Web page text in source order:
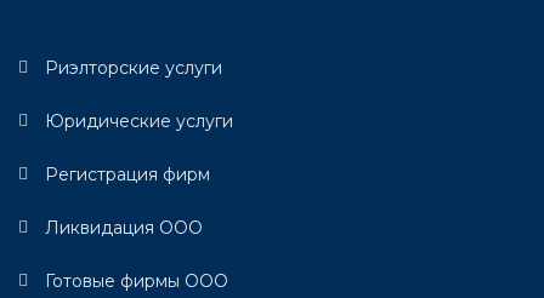
Риэлторские услуги
Юридические услуги
Регистрация фирм
Ликвидация ООО
Готовые фирмы ООО